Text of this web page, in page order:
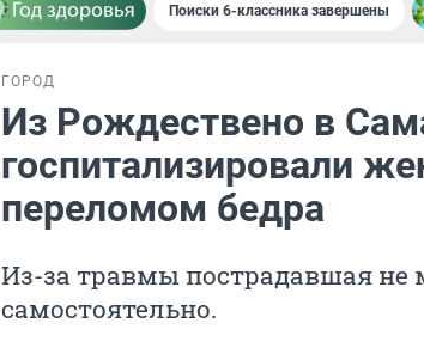
Поиски 6-классника завершены
ГОРОД
Из Рождествено в
госпитализировали
переломом бедра
Из-за травмы пострадавшая не
самостоятельно.